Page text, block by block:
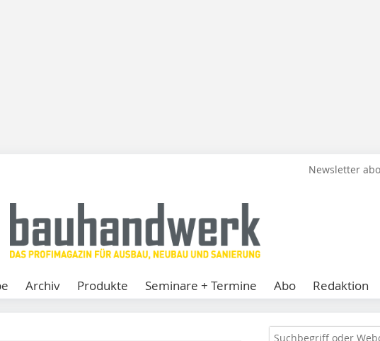
Newsletter
Archiv Produkte Seminare + Termine Abo Redaktion